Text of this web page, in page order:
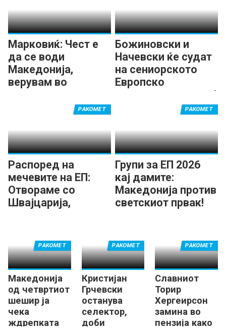
Марковиќ: Чест е
да се води
Македонија,
верувам во
Божиновски и
Начевски ќе судат
на сениорското
Европско
првенство за жени!
Распоред на
мечевите на ЕП:
Отвораме со
Швајцарија,
РАКОМЕТ
Групи за ЕП 2026
кај дамите:
Македонија против
светскиот првак!
РАКОМЕТ
Македонија
од четвртиот
шешир ја
чека
ждрепката
РАКОМЕТ
Кристијан
Грчевски
останува
селектор,
доби
РАКОМЕТ
Славниот
Торир
Хергеирсон
замина во
пензија како
РАКОМЕТ